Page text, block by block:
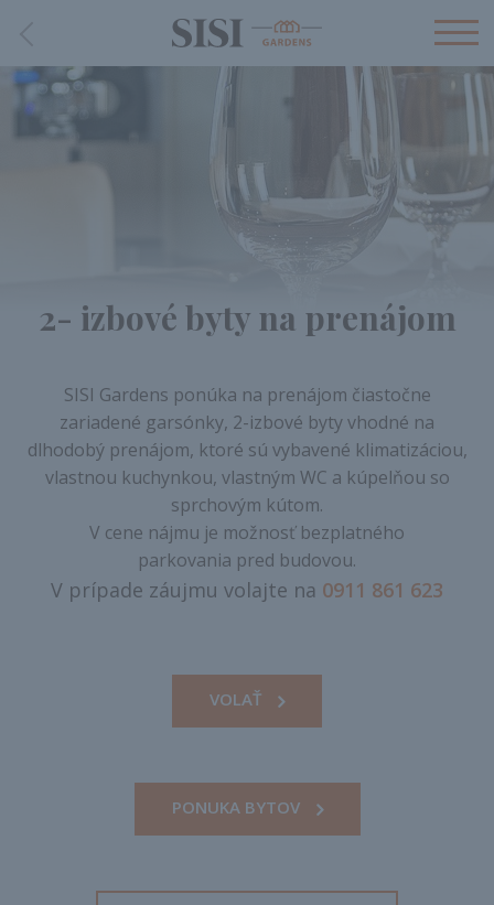
2- izbové byty na prenájom
SISI Gardens ponúka na prenájom čiastočne
zariadené garsónky, 2-izbové byty vhodné na
dlhodobý prenájom, ktoré sú vybavené klimatizáciou,
vlastnou kuchynkou, vlastným WC a kúpelňou so
sprchovým kútom.
V cene nájmu je možnosť bezplatného
parkovania pred budovou.
V prípade záujmu volajte na 0911 861 623
VOLAŤ
PONUKA BYTOV